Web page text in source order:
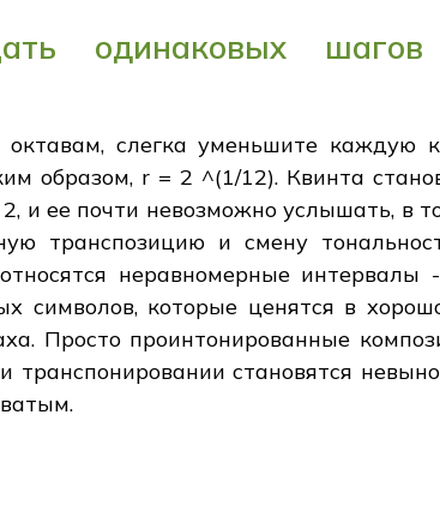
одинаковых
слегка уменьшите каждую
образом, r = 2 ^(1/12). Квинта
и ее почти невозможно услышать, в
транспозицию и смену
неравномерные интервалы
символов, которые ценятся в
Просто проинтонированные
транспонировании становятся